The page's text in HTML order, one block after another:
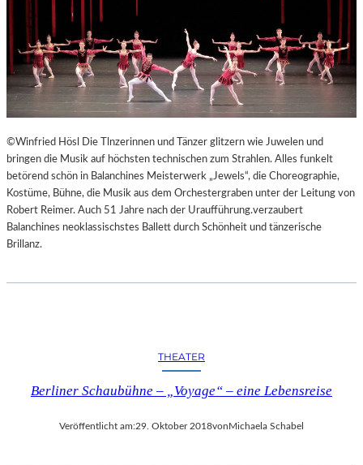
©Winfried Hösl Die Tlnzerinnen und Tänzer glitzern wie Juwelen und
bringen die Musik auf höchsten technischen zum Strahlen. Alles funkelt
betörend schön in Balanchines Meisterwerk „Jewels“, die Choreographie,
Kostüme, Bühne, die Musik aus dem Orchestergraben unter der Leitung von
Robert Reimer. Auch 51 Jahre nach der Uraufführung.verzaubert
Balanchines neoklassischstes Ballett durch Schönheit und tänzerische
Brillanz.
THEATER
Berliner Schaubühne – „Voyage“ – eine Lebensreise
Veröffentlicht am:29. Oktober 2018von Michaela Schabel